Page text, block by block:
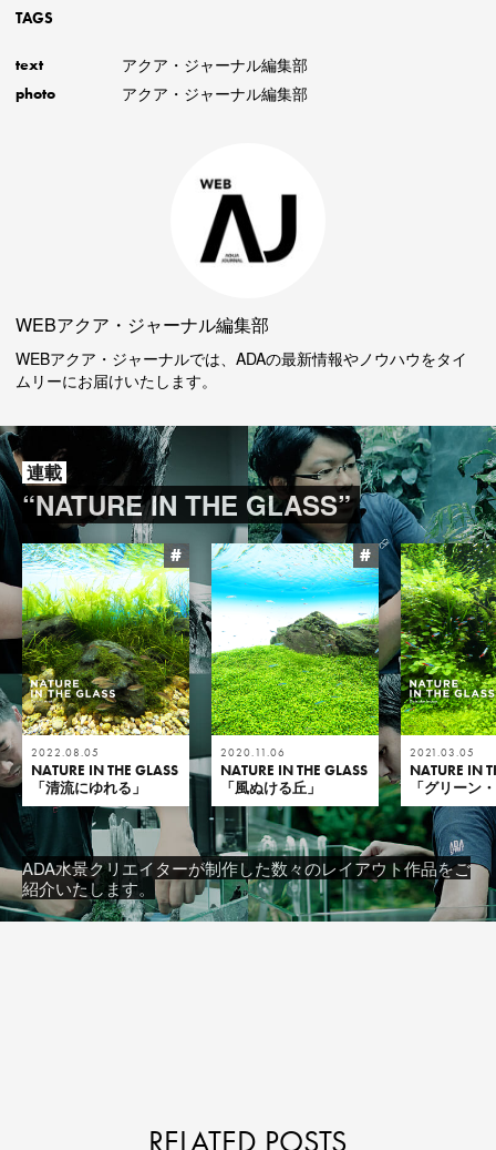
TAGS
text アクア・ジャーナル編集部
photo アクア・ジャーナル編集部
WEBアクア・ジャーナル編集部
WEBアクア・ジャーナルでは、ADAの最新情報やノウハウをタイ
ムリーにお届けいたします。
連載
“NATURE IN THE GLASS”
#
2022.08.05
NATURE IN THE GLASS
「清流にゆれる」
#
2020.11.06
NATURE IN THE GLASS
「風ぬける丘」
2021.03.05
NATURE IN
「グリーン
ADA水景クリエイターが制作した数々のレイアウト作品をご
紹介いたします。
RELATED POSTS